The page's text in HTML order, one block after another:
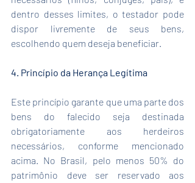
dentro desses limites, o testador pode
dispor livremente de seus bens,
escolhendo quem deseja beneficiar.
4. Princípio da Herança Legítima
Este princípio garante que uma parte dos
bens do falecido seja destinada
obrigatoriamente aos herdeiros
necessários, conforme mencionado
acima. No Brasil, pelo menos 50% do
patrimônio deve ser reservado aos